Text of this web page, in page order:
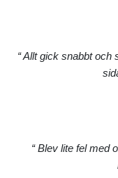
Allt gick snabbt och
Blev lite fel med